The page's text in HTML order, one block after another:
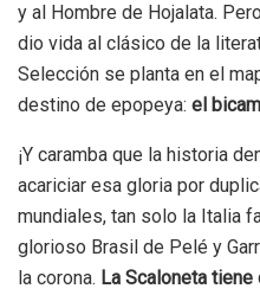
y al Hombre de Hojalata.
dio vida al clásico de la
Selección se planta en el
destino de epopeya: el
¡Y caramba que la historia
acariciar esa gloria por
mundiales, tan solo la Italia
glorioso Brasil de Pelé y
la corona. La Scaloneta